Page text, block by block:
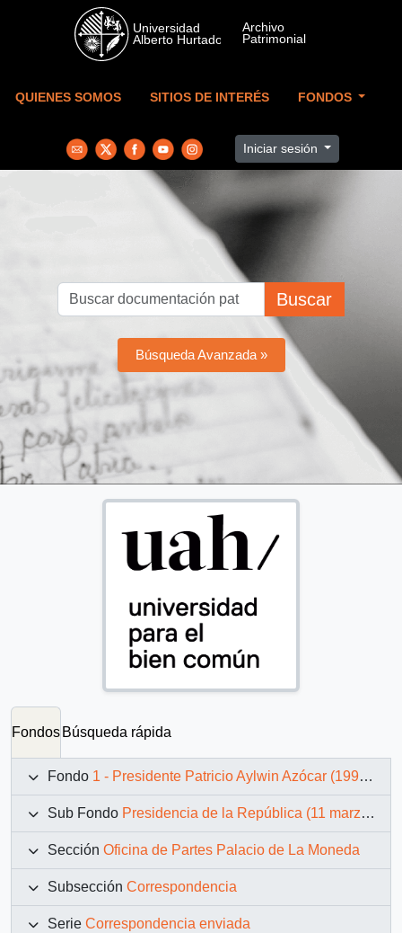
Skip to main content
QUIENES SOMOS SITIOS DE INTERÉS FONDOS
Iniciar sesión
Buscar
Búsqueda Avanzada »
Fondos Búsqueda rápida
Fondo 1 - Presidente Patricio Aylwin Azócar (1990-1994)
Sub Fondo Presidencia de la República (11 marzo 1990 – 11 marzo 1994)
Sección Oficina de Partes Palacio de La Moneda
Subsección Correspondencia
Serie Correspondencia enviada